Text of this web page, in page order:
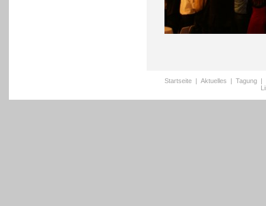
Startseite | Aktuelles | Tagung |